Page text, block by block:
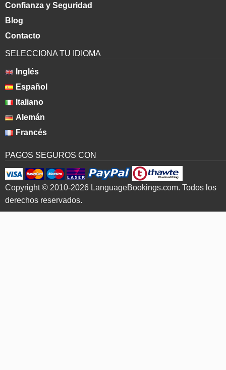
Confianza y Seguridad
Blog
Contacto
SELECCIONA TU IDIOMA
Inglés
Español
Italiano
Alemán
Francés
PAGOS SEGUROS CON
Copyright © 2010-2026 LanguageBookings.com. Todos los
derechos reservados.